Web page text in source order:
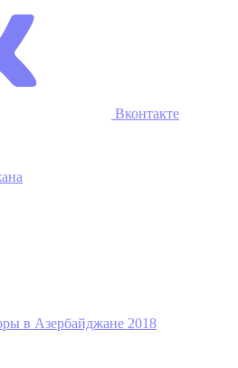
Вконтакте
в Азербайджане 2018